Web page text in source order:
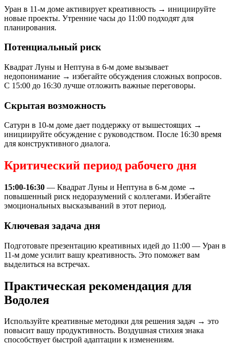
Уран в 11-м доме активирует креативность → инициируйте
новые проекты. Утренние часы до 11:00 подходят для
планирования.
Потенциальный риск
Квадрат Луны и Нептуна в 6-м доме вызывает
недопонимание → избегайте обсуждения сложных вопросов.
С 15:00 до 16:30 лучше отложить важные переговоры.
Скрытая возможность
Сатурн в 10-м доме дает поддержку от вышестоящих →
инициируйте обсуждение с руководством. После 16:30 время
для конструктивного диалога.
Критический период рабочего дня
15:00-16:30 — Квадрат Луны и Нептуна в 6-м доме →
повышенный риск недоразумений с коллегами. Избегайте
эмоциональных высказываний в этот период.
Ключевая задача дня
Подготовьте презентацию креативных идей до 11:00 — Уран в
11-м доме усилит вашу креативность. Это поможет вам
выделиться на встречах.
Практическая рекомендация для
Водолея
Используйте креативные методики для решения задач → это
повысит вашу продуктивность. Воздушная стихия знака
способствует быстрой адаптации к изменениям.